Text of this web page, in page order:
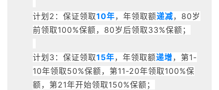
计划2：保证领取10年，年领取额递减，80岁
前领取100%保额，80岁后领取33%保额；
计划3：保证领取15年，年领取额递增，第1-
10年领取50%保额，第11-20年领取100%保
额，第21年开始领取150%保额；